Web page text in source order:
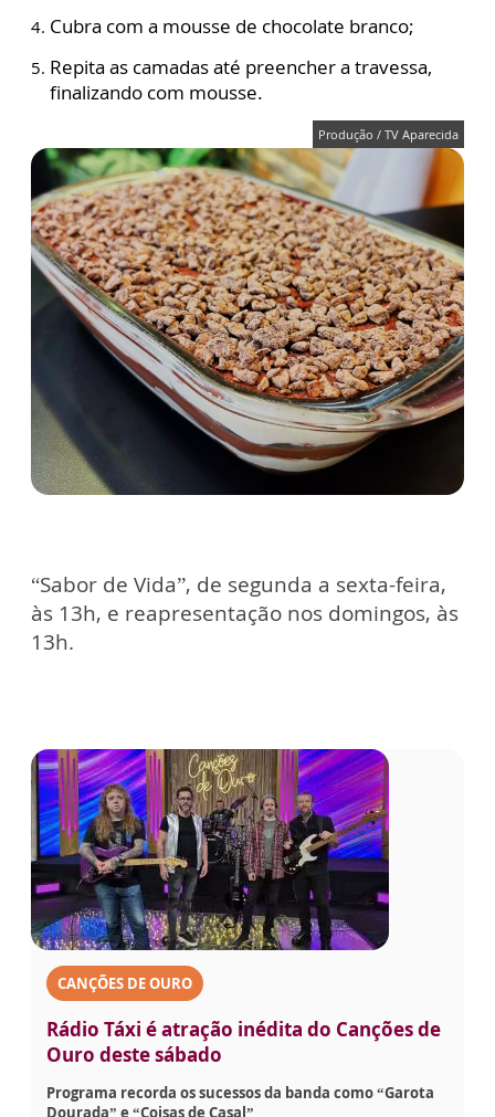
Cubra com a mousse de chocolate branco;
Repita as camadas até preencher a travessa,
finalizando com mousse.
Produção / TV Aparecida
“Sabor de Vida”, de segunda a sexta-feira,
às 13h, e reapresentação nos domingos, às
13h.
CANÇÕES DE OURO
Rádio Táxi é atração inédita do Canções de
Ouro deste sábado
Programa recorda os sucessos da banda como “Garota
Dourada” e “Coisas de Casal”